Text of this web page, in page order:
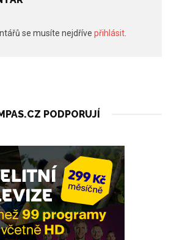
se musíte nejdříve přihlásit
PODPORUJÍ